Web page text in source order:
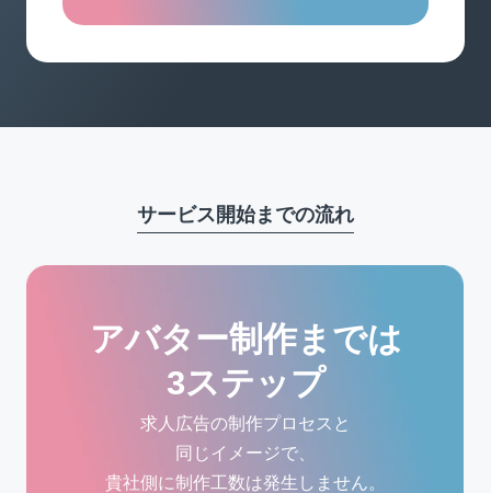
サービス開始までの流れ
アバター制作までは
3ステップ
求人広告の制作プロセスと
同じイメージで、
貴社側に制作工数は発生しません。